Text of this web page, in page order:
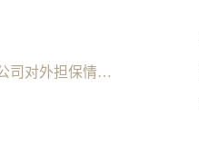
中粮科工：中粮科工股份有限公司独立董事关于控股股东及其他关联方资金占用、公司对外担保情况的专项说明和独立意见